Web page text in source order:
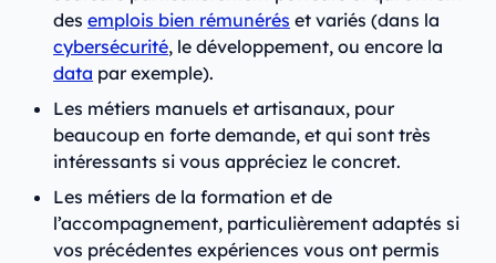
des emplois bien rémunérés et variés (dans la
cybersécurité, le développement, ou encore la
data par exemple).
Les métiers manuels et artisanaux, pour
beaucoup en forte demande, et qui sont très
intéressants si vous appréciez le concret.
Les métiers de la formation et de
l’accompagnement, particulièrement adaptés si
vos précédentes expériences vous ont permis